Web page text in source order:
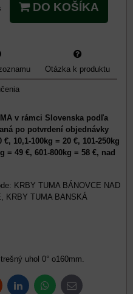
DO KOŠÍKA
Otázka k produktu
v rámci Slovenska podľa
po potvrdení objednávky
10,1-100kg = 20 €, 101-250kg
= 49 €, 601-800kg = 58 €, nad
KRBY TUMA BÁNOVCE NAD
KRBY TUMA BANSKÁ
uhol 0° o160mm.
LinkedInWhatsApp
E-